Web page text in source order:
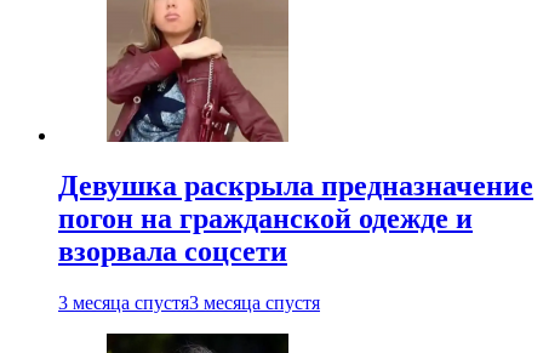
Девушка раскрыла предназначение
погон на гражданской одежде и
взорвала соцсети
3 месяца спустя3 месяца спустя